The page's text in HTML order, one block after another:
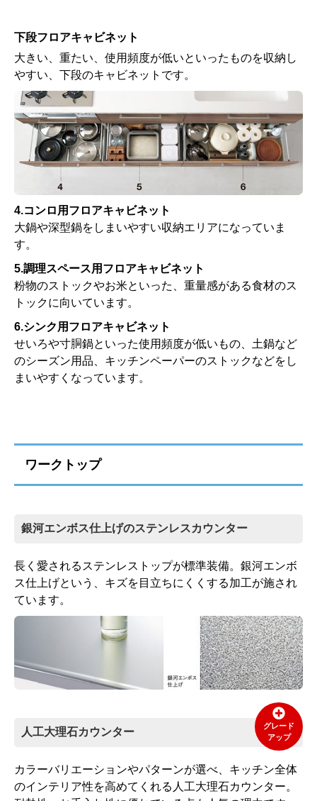
下段フロアキャビネット
大きい、重たい、使用頻度が低いといったものを収納し
やすい、下段のキャビネットです。
4.コンロ用フロアキャビネット
大鍋や深型鍋をしまいやすい収納エリアになっていま
す。
5.調理スペース用フロアキャビネット
粉物のストックやお米といった、重量感がある食材のス
トックに向いています。
6.シンク用フロアキャビネット
せいろや寸胴鍋といった使用頻度が低いもの、土鍋など
のシーズン用品、キッチンペーパーのストックなどをし
まいやすくなっています。
ワークトップ
銀河エンボス仕上げのステンレスカウンター
長く愛されるステンレストップが標準装備。銀河エンボ
ス仕上げという、キズを目立ちにくくする加工が施され
ています。
人工大理石カウンター
グレード
アップ
カラーバリエーションやパターンが選べ、キッチン全体
のインテリア性を高めてくれる人工大理石カウンター。